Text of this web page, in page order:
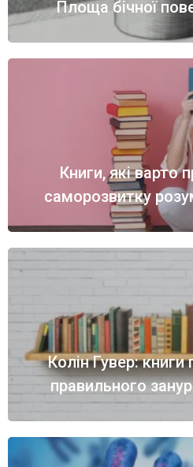
Площа бічної
Книги, які варто
саморозвитку
Колін Гувер:
правильного